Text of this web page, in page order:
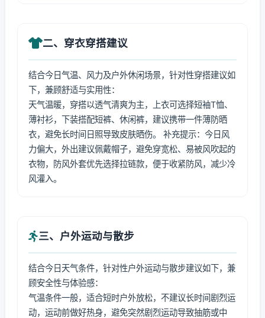
二、穿衣穿搭建议
结合今日气温、风力及户外休闲场景，针对性穿搭建议如
下，兼顾舒适与实用性：
天气温暖，穿搭以透气清爽为主，上衣可选择短袖T恤、
薄衬衫，下装搭配短裤、休闲裤，建议携带一件薄防晒
衣，避免长时间日照导致皮肤晒伤。 补充提示：今日风
力偏大，外出建议佩戴帽子，避免穿宽松、易被风吹起的
衣物，防风外套优先选择拉链款，便于收紧防风，减少冷
风灌入。
三、户外运动与散步
结合今日天气条件，针对性户外运动与散步建议如下，兼
顾安全性与体验感：
气温条件一般，适合短时户外放松，不建议长时间剧烈运
动，运动前做好热身，避免突然剧烈运动导致抽筋或中